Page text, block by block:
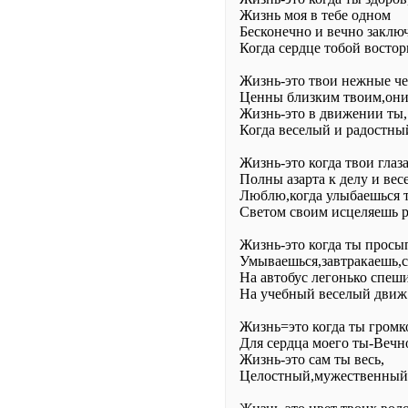
Жизнь моя в тебе одном
Бесконечно и вечно
Когда сердце тобой
Жизнь-это твои нежные
Ценны близким твоим,они
Жизнь-это в движении ты,
Когда веселый и
Жизнь-это когда твои глаза
Полны азарта к делу и
Люблю,когда улыбаешься
Светом своим исцеляешь
Жизнь-это когда ты
На автобус легонько
На учебный веселый
Жизнь=это когда ты
Для сердца моего ты-
Жизнь-это сам ты весь,